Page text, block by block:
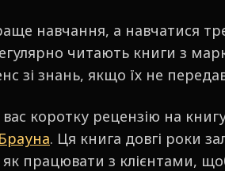
навчання, а навчатися
читають книги з
зі знань, якщо їх не
коротку рецензію на
. Ця книга довгі роки
як працювати з клієнтами,